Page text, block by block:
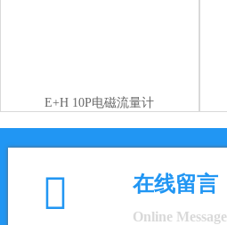
E+H 10P电磁流量计
 在线留言
Online Message